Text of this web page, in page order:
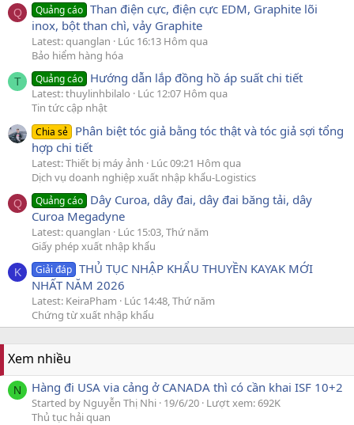
Q Quảng cáo Than điện cực, điện cực EDM, Graphite lõi
inox, bột than chì, vảy Graphite
Latest: quanglan
Lúc 16:13 Hôm qua
Bảo hiểm hàng hóa
T Quảng cáo Hướng dẫn lắp đồng hồ áp suất chi tiết
Latest: thuylinhbilalo
Lúc 12:07 Hôm qua
Tin tức cập nhật
Chia sẻ Phân biệt tóc giả bằng tóc thật và tóc giả sợi tổng
hợp chi tiết
Latest: Thiết bị máy ảnh
Lúc 09:21 Hôm qua
Dịch vụ doanh nghiệp xuất nhập khẩu-Logistics
Q Quảng cáo Dây Curoa, dây đai, dây đai băng tải, dây
Curoa Megadyne
Latest: quanglan
Lúc 15:03, Thứ năm
Giấy phép xuất nhập khẩu
K Giải đáp THỦ TỤC NHẬP KHẨU THUYỀN KAYAK MỚI
NHẤT NĂM 2026
Latest: KeiraPham
Lúc 14:48, Thứ năm
Chứng từ xuất nhập khẩu
Xem nhiều
N Hàng đi USA via cảng ở CANADA thì có cần khai ISF 10+2
Started by Nguyễn Thị Nhi 19/6/20 Lượt xem: 692K
Thủ tục hải quan